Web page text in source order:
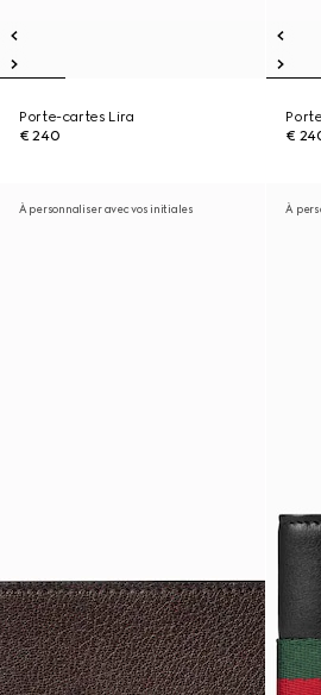
Porte-cartes Lira
€ 240
€
À personnaliser avec vos initiales À